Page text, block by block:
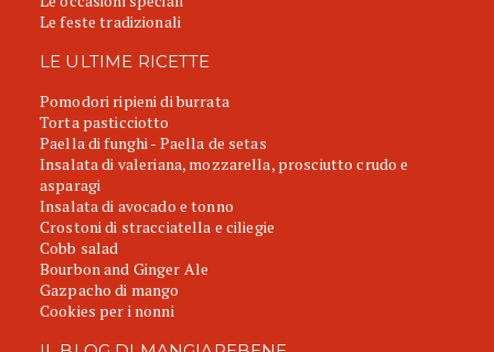
Le feste tradizionali
LE ULTIME RICETTE
Pomodori ripieni di burrata
Torta pasticciotto
Paella di funghi - Paella de setas
Insalata di valeriana, mozzarella, prosciutto crudo e
asparagi
Insalata di avocado e tonno
Crostoni di stracciatella e ciliegie
Cobb salad
Bourbon and Ginger Ale
Gazpacho di mango
Cookies per i nonni